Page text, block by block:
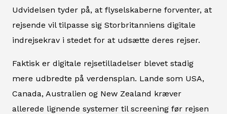
Udvidelsen tyder på, at flyselskaberne forventer, at
rejsende vil tilpasse sig Storbritanniens digitale
indrejsekrav i stedet for at udsætte deres rejser.
Faktisk er digitale rejsetilladelser blevet stadig
mere udbredte på verdensplan. Lande som USA,
Canada, Australien og New Zealand kræver
allerede lignende systemer til screening før rejsen